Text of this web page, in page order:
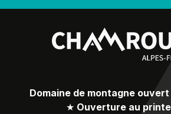
Domaine de montagne
★ Ouverture au